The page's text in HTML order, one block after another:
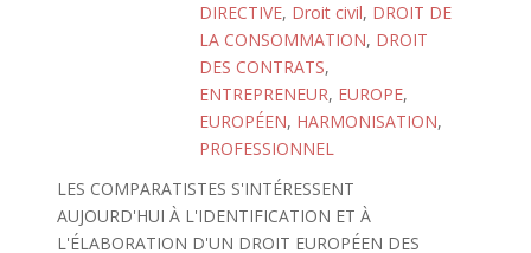
DIRECTIVE, Droit civil, DROIT DE
LA CONSOMMATION, DROIT
DES CONTRATS,
ENTREPRENEUR, EUROPE,
EUROPÉEN, HARMONISATION,
PROFESSIONNEL
LES COMPARATISTES S'INTÉRESSENT
AUJOURD'HUI À L'IDENTIFICATION ET À
L'ÉLABORATION D'UN DROIT EUROPÉEN DES